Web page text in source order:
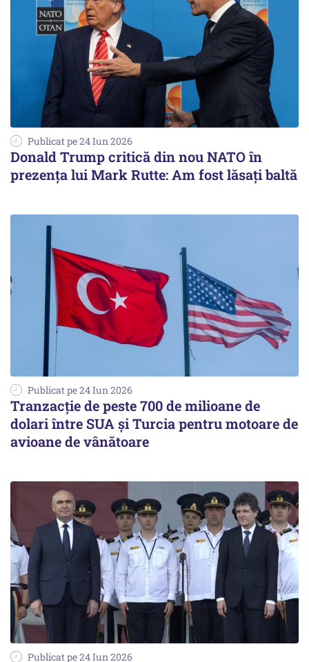
Publicat pe 24 Iun 2026
Donald Trump critică din nou NATO în
prezența lui Mark Rutte: Am fost lăsaţi baltă
Publicat pe 24 Iun 2026
Tranzacție de peste 700 de milioane de
dolari între SUA și Turcia pentru motoare de
avioane de vânătoare
Publicat pe 24 Iun 2026